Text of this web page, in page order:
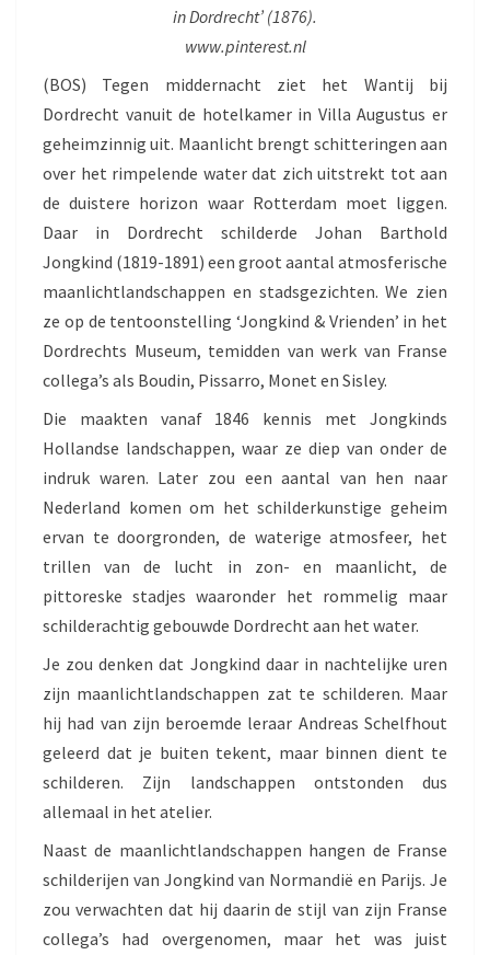
N
G
I
N
&
V
R
I
N
D
E
N
in Dordrecht’ (1876).
www.pinterest.nl
(BOS) Tegen middernacht ziet het Wantij bij
Dordrecht vanuit de hotelkamer in Villa Augustus er
geheimzinnig uit. Maanlicht brengt schitteringen aan
over het rimpelende water dat zich uitstrekt tot aan
de duistere horizon waar Rotterdam moet liggen.
Daar in Dordrecht schilderde Johan Barthold
Jongkind (1819-1891) een groot aantal atmosferische
maanlichtlandschappen en stadsgezichten. We zien
ze op de tentoonstelling ‘Jongkind & Vrienden’ in het
Dordrechts Museum, temidden van werk van Franse
collega’s als Boudin, Pissarro, Monet en Sisley.
Die maakten vanaf 1846 kennis met Jongkinds
Hollandse landschappen, waar ze diep van onder de
indruk waren. Later zou een aantal van hen naar
Nederland komen om het schilderkunstige geheim
ervan te doorgronden, de waterige atmosfeer, het
trillen van de lucht in zon- en maanlicht, de
pittoreske stadjes waaronder het rommelig maar
schilderachtig gebouwde Dordrecht aan het water.
Je zou denken dat Jongkind daar in nachtelijke uren
zijn maanlichtlandschappen zat te schilderen. Maar
hij had van zijn beroemde leraar Andreas Schelfhout
geleerd dat je buiten tekent, maar binnen dient te
schilderen. Zijn landschappen ontstonden dus
allemaal in het atelier.
Naast de maanlichtlandschappen hangen de Franse
schilderijen van Jongkind van Normandië en Parijs. Je
zou verwachten dat hij daarin de stijl van zijn Franse
collega’s had overgenomen, maar het was juist